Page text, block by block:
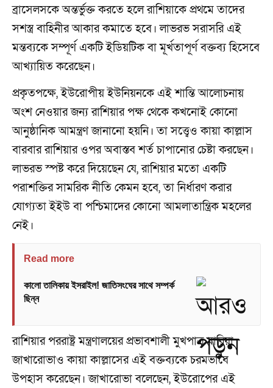
ব্রাসেলসকে অন্তর্ভুক্ত করতে হলে রাশিয়াকে প্রথমে তাদের
সশস্ত্র বাহিনীর আকার কমাতে হবে। লাভরভ সরাসরি এই
মন্তব্যকে সম্পূর্ণ একটি ইডিয়টিক বা মূর্খতাপূর্ণ বক্তব্য হিসেবে
আখ্যায়িত করেছেন।
প্রকৃতপক্ষে, ইউরোপীয় ইউনিয়নকে এই শান্তি আলোচনায়
অংশ নেওয়ার জন্য রাশিয়ার পক্ষ থেকে কখনোই কোনো
আনুষ্ঠানিক আমন্ত্রণ জানানো হয়নি। তা সত্ত্বেও কায়া কাল্লাস
বারবার রাশিয়ার ওপর অবাস্তব শর্ত চাপানোর চেষ্টা করছেন।
লাভরভ স্পষ্ট করে দিয়েছেন যে, রাশিয়ার মতো একটি
পরাশক্তির সামরিক নীতি কেমন হবে, তা নির্ধারণ করার
যোগ্যতা ইইউ বা পশ্চিমাদের কোনো আমলাতান্ত্রিক মহলের
নেই।
Read more
কালো তালিকায় ইসরাইল! জাতিসংঘের সাথে সম্পর্ক
ছিন্ন
রাশিয়ার পররাষ্ট্র মন্ত্রণালয়ের প্রভাবশালী মুখপাত্র মারিয়া
জাখারোভাও কায়া কাল্লাসের এই বক্তব্যকে চরমভাবে
উপহাস করেছেন। জাখারোভা বলেছেন, ইউরোপের এই